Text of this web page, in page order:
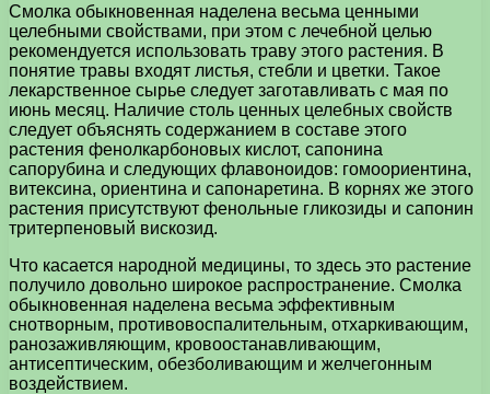
Смолка обыкновенная наделена весьма ценными
целебными свойствами, при этом с лечебной целью
рекомендуется использовать траву этого растения. В
понятие травы входят листья, стебли и цветки. Такое
лекарственное сырье следует заготавливать с мая по
июнь месяц. Наличие столь ценных целебных свойств
следует объяснять содержанием в составе этого
растения фенолкарбоновых кислот, сапонина
сапорубина и следующих флавоноидов: гомоориентина,
витексина, ориентина и сапонаретина. В корнях же этого
растения присутствуют фенольные гликозиды и сапонин
тритерпеновый вискозид.
Что касается народной медицины, то здесь это растение
получило довольно широкое распространение. Смолка
обыкновенная наделена весьма эффективным
снотворным, противовоспалительным, отхаркивающим,
ранозаживляющим, кровоостанавливающим,
антисептическим, обезболивающим и желчегонным
воздействием.